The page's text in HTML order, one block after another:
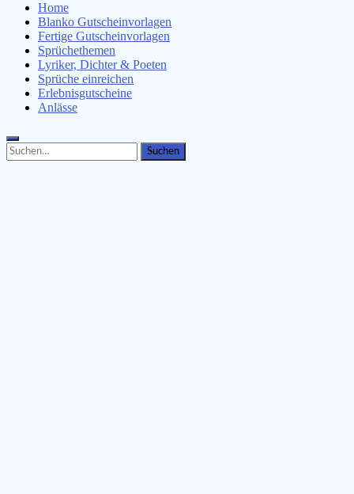
Home
Blanko Gutscheinvorlagen
Fertige Gutscheinvorlagen
Sprüchethemen
Lyriker, Dichter & Poeten
Sprüche einreichen
Erlebnisgutscheine
Anlässe
Search
for:
Search